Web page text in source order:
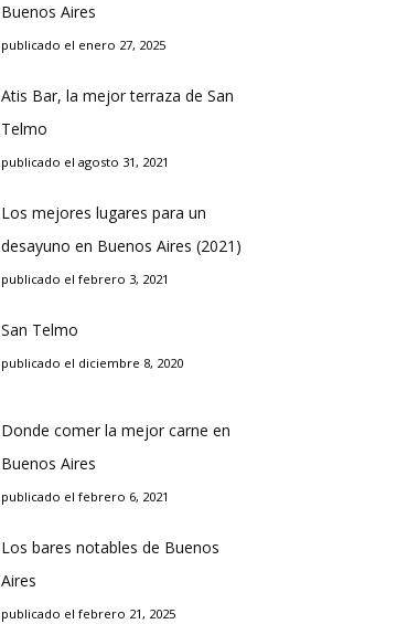
Buenos Aires
publicado el enero 27, 2025
Atis Bar, la mejor terraza de San
Telmo
publicado el agosto 31, 2021
Los mejores lugares para un
desayuno en Buenos Aires (2021)
publicado el febrero 3, 2021
San Telmo
publicado el diciembre 8, 2020
Donde comer la mejor carne en
Buenos Aires
publicado el febrero 6, 2021
Los bares notables de Buenos
Aires
publicado el febrero 21, 2025